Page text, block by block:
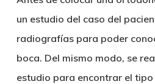
un estudio del caso del
radiografías para poder
boca. Del mismo modo, se
estudio para encontrar el